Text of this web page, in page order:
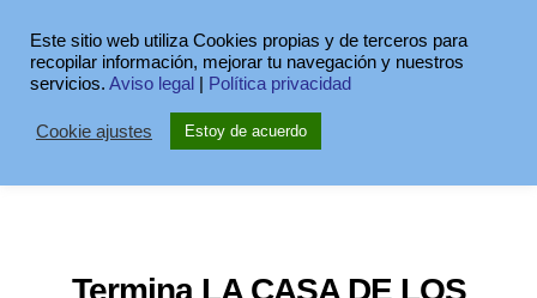
Termina LA CASA DE LOS
Este sitio web utiliza Cookies propias y de terceros para
recopilar información, mejorar tu navegación y nuestros
servicios. Aviso legal Política privacidad
Cookie ajustes Estoy de acuerdo